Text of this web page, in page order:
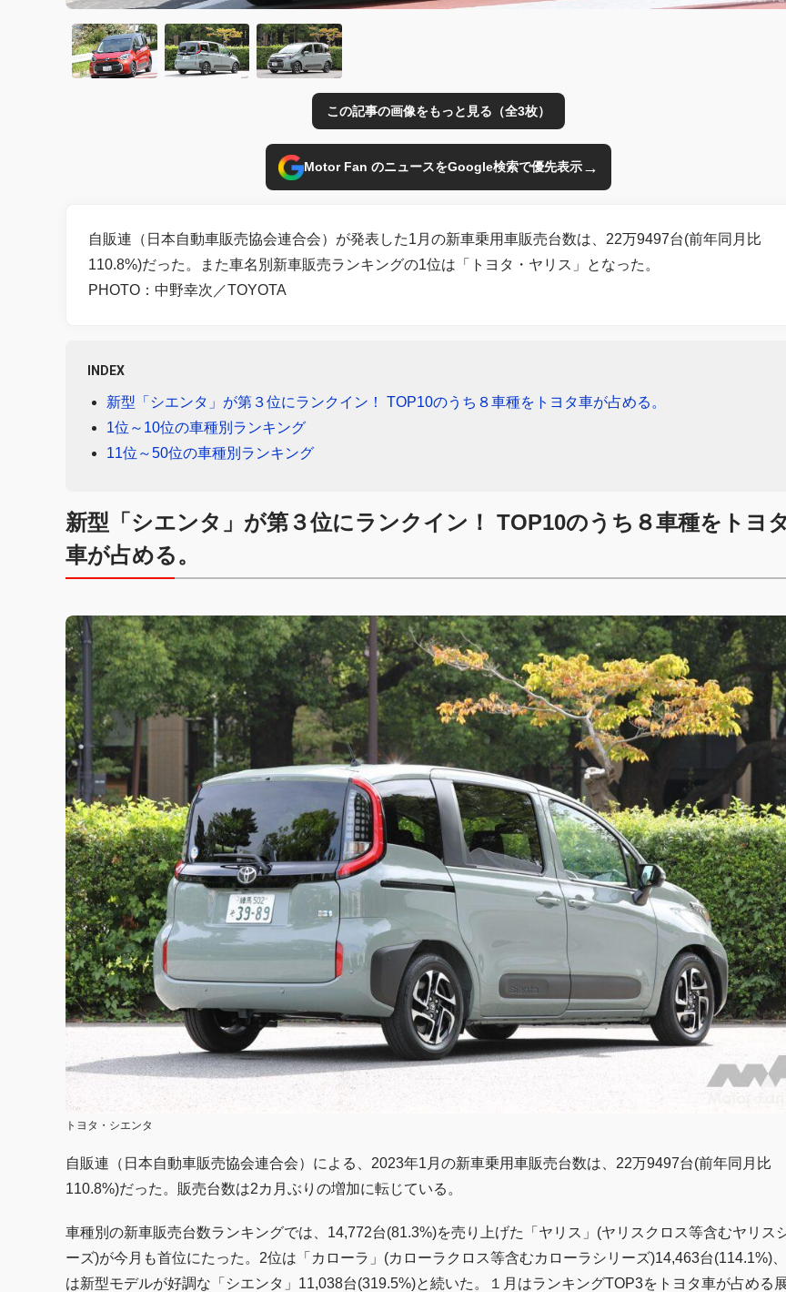
この記事の画像をもっと見る（全3枚）
Motor Fan のニュースをGoogle検索で優先表示→
自販連（日本自動車販売協会連合会）が発表した1月の新車乗用車販売台数は、22万9497台(前年同月比
110.8%)だった。また車名別新車販売ランキングの1位は「トヨタ・ヤリス」となった。
PHOTO：中野幸次／TOYOTA
INDEX
新型「シエンタ」が第３位にランクイン！ TOP10のうち８車種をトヨタ車が占める。
1位～10位の車種別ランキング
11位～50位の車種別ランキング
新型「シエンタ」が第３位にランクイン！ TOP10のうち８車種をトヨタ
車が占める。
トヨタ・シエンタ
自販連（日本自動車販売協会連合会）による、2023年1月の新車乗用車販売台数は、22万9497台(前年同月比
110.8%)だった。販売台数は2カ月ぶりの増加に転じている。
車種別の新車販売台数ランキングでは、14,772台(81.3%)を売り上げた「ヤリス」(ヤリスクロス等含むヤリス
ーズ)が今月も首位にたった。2位は「カローラ」(カローラクロス等含むカローラシリーズ)14,463台(114.1%)
は新型モデルが好調な「シエンタ」11,038台(319.5%)と続いた。１月はランキングTOP3をトヨタ車が占める